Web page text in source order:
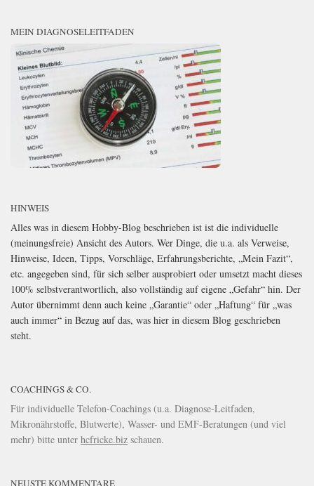
MEIN DIAGNOSELEITFADEN
HINWEIS
Alles was in diesem Hobby-Blog beschrieben ist ist die individuelle
(meinungsfreie) Ansicht des Autors. Wer Dinge, die u.a. als Verweise,
Hinweise, Ideen, Tipps, Vorschläge, Erfahrungsberichte, „Mein Fazit“,
etc. angegeben sind, für sich selber ausprobiert oder umsetzt macht dieses
100% selbstverantwortlich, also vollständig auf eigene „Gefahr“ hin. Der
Autor übernimmt denn auch keine „Garantie“ oder „Haftung“ für „was
auch immer“ in Bezug auf das, was hier in diesem Blog geschrieben
steht.
COACHINGS & CO.
Für individuelle Telefon-Coachings (u.a. Diagnose-Leitfaden,
Mikronährstoffe, Blutwerte), Wasser- und EMF-Beratungen (und viel
mehr) bitte unter hcfricke.biz schauen.
NEUSTE KOMMENTARE